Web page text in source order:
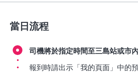
當日流程
司機將於指定時間至三島站或市
報到時請出示「我的頁面」中的